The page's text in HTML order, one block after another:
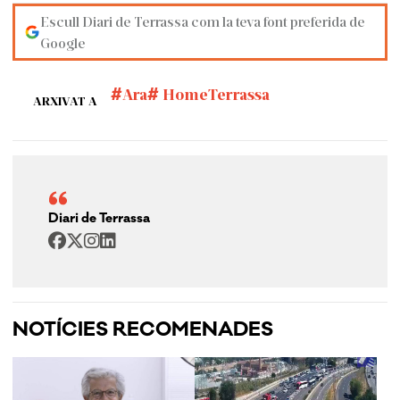
Escull Diari de Terrassa com la teva font preferida de
Google
ARXIVAT A Ara HomeTerrassa
Diari de Terrassa
NOTÍCIES RECOMENADES